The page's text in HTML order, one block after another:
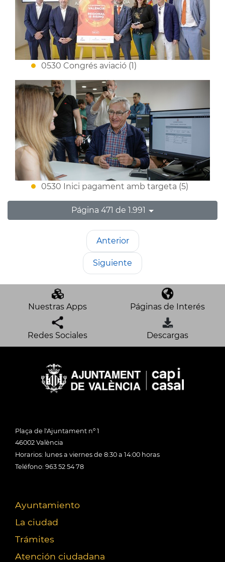
0530 Congrés aviació (1)
0530 Inici pagament amb targeta (5)
Página 471 de 1.991
Anterior
Siguiente
Nuestras Apps Páginas de Interés
Redes Sociales Descargas
Plaça de l'Ajuntament nº 1
46002 València
Horarios: lunes a viernes de 8:30 a 14:00 horas
Teléfono: 963 52 54 78
Ayuntamiento
La ciudad
Trámites
Atención ciudadana